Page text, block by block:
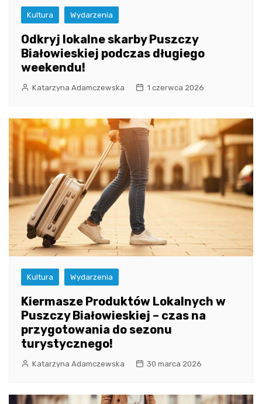
Kultura Wydarzenia
Odkryj lokalne skarby Puszczy
Białowieskiej podczas długiego
weekendu!
Katarzyna Adamczewska 1 czerwca 2026
Kultura Wydarzenia
Kiermasze Produktów Lokalnych w
Puszczy Białowieskiej – czas na
przygotowania do sezonu
turystycznego!
Katarzyna Adamczewska 30 marca 2026